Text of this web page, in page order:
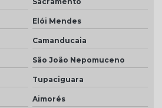
Elói Mendes
Camanducaia
São João Nepomuceno
Tupaciguara
Aimorés